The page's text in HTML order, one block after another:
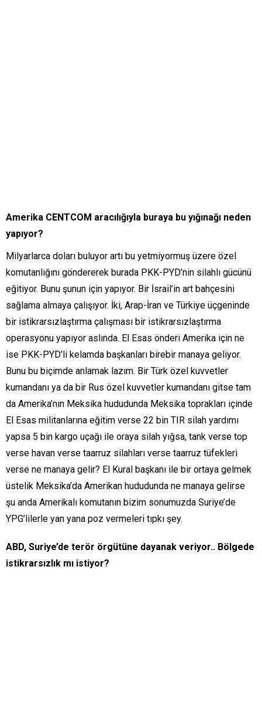
Amerika CENTCOM aracılığıyla buraya bu yığınağı neden
yapıyor?
Milyarlarca doları buluyor artı bu yetmiyormuş üzere özel
komutanlığını göndererek burada PKK-PYD’nin silahlı gücünü
eğitiyor. Bunu şunun için yapıyor. Bir İsrail’in art bahçesini
sağlama almaya çalışıyor. İki, Arap-İran ve Türkiye üçgeninde
bir istikrarsızlaştırma çalışması bir istikrarsızlaştırma
operasyonu yapıyor aslında. El Esas önderi Amerika için ne
ise PKK-PYD’li kelamda başkanları birebir manaya geliyor.
Bunu bu biçimde anlamak lazım. Bir Türk özel kuvvetler
kumandanı ya da bir Rus özel kuvvetler kumandanı gitse tam
da Amerika’nın Meksika hududunda Meksika toprakları içinde
El Esas militanlarına eğitim verse 22 bin TIR silah yardımı
yapsa 5 bin kargo uçağı ile oraya silah yığsa, tank verse top
verse havan verse taarruz silahları verse taarruz tüfekleri
verse ne manaya gelir? El Kural başkanı ile bir ortaya gelmek
üstelik Meksika’da Amerikan hududunda ne manaya gelirse
şu anda Amerikalı komutanın bizim sonumuzda Suriye’de
YPG’lilerle yan yana poz vermeleri tıpkı şey.
ABD, Suriye’de terör örgütüne dayanak veriyor.. Bölgede
istikrarsızlık mı istiyor?